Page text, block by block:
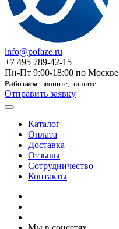
info@pofaze.ru
+7 495 789-42-15
Пн-Пт 9:00-18:00 по Москве
Работаем: звоните, пишите
Отправить заявку
Каталог
Оплата
Доставка
Отзывы
Сотрудничество
Контакты